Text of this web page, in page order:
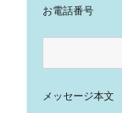
お電話番号
メッセージ本文